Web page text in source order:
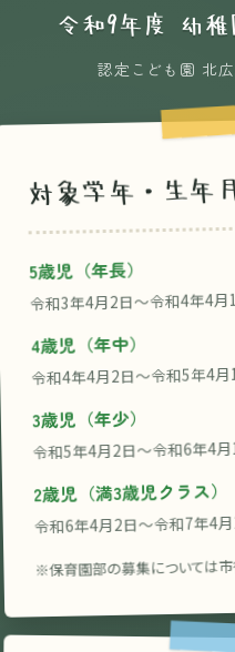
令和9年度 幼
認定こども園 北
対象学年・生年
5歳児（年長）
令和3年4月2日〜令和4年4月
4歳児（年中）
令和4年4月2日〜令和5年4月
3歳児（年少）
令和5年4月2日〜令和6年4
2歳児（満3歳児クラス）
令和6年4月2日〜令和7年4
※保育園部の募集については市